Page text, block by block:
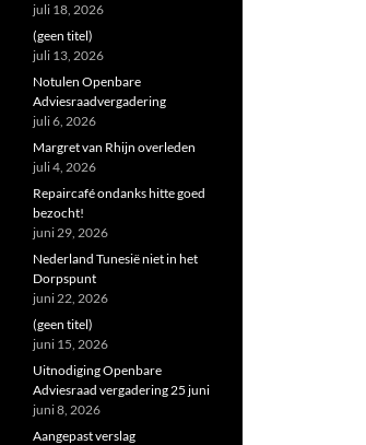
juli 18, 2026
(geen titel)
juli 13, 2026
Notulen Openbare
Adviesraadvergadering
juli 6, 2026
Margret van Rhijn overleden
juli 4, 2026
Repaircafé ondanks hitte goed
bezocht!
juni 29, 2026
Nederland Tunesië niet in het
Dorpspunt
juni 22, 2026
(geen titel)
juni 15, 2026
Uitnodiging Openbare
Adviesraad vergadering 25 juni
juni 8, 2026
Aangepast verslag